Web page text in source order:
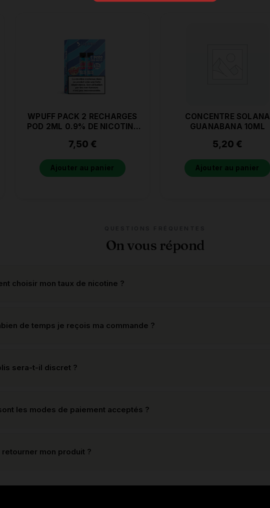
WPUFF PACK 2 RECHARGES
POD 2ML 0.9% DE NICOTINE
7,50 €
Ajouter au panier
CONCENTRE SOLANA
GUANABANA 10ML
5,20 €
Ajouter au panier
On vous répond
choisir mon taux de nicotine ?
de temps je reçois ma commande ?
sera-t-il discret ?
les modes de paiement acceptés ?
retourner mon produit ?